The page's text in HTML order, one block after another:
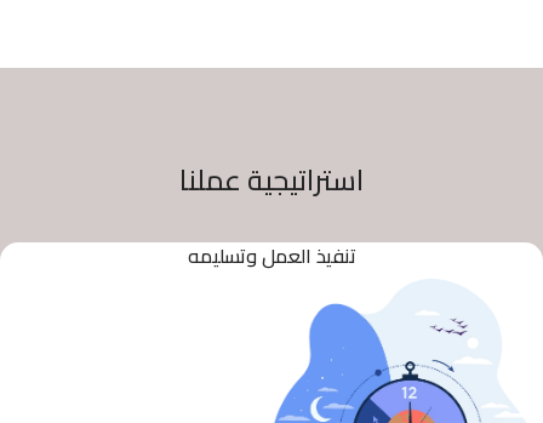
استراتيجية عملنا
تنفيذ العمل وتسليمه